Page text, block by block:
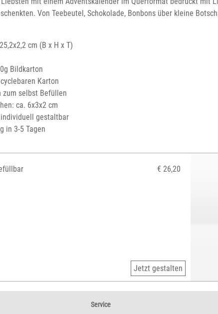
Von Teebeutel, Schokolade, Bonbons über kleine
cm (B x H x T)
Bildkarton
Karton
zum selbst Befüllen
ca. 6x3x2 cm
gestaltbar
in 3-5 Tagen
€ 26,20
Jetzt gestalten
Service